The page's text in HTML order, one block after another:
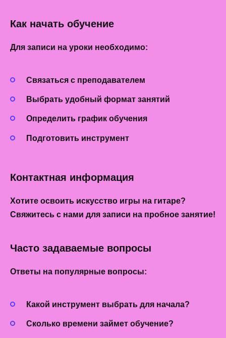
Как начать обучение
Для записи на уроки необходимо:
Связаться с преподавателем
Выбрать удобный формат занятий
Определить график обучения
Подготовить инструмент
Контактная информация
Хотите освоить искусство игры на гитаре?
Свяжитесь с нами для записи на пробное занятие!
Часто задаваемые вопросы
Ответы на популярные вопросы:
Какой инструмент выбрать для начала?
Сколько времени займет обучение?